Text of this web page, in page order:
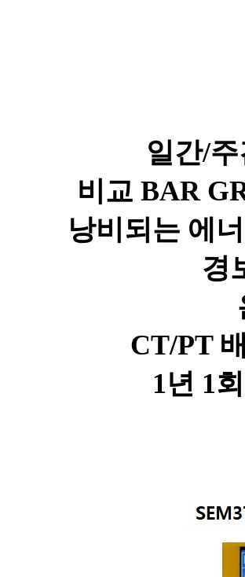
일간/
비교 BAR
낭비되는 에
경
CT/PT
1년 1